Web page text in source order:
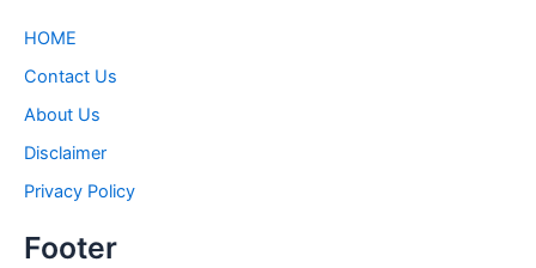
HOME
Contact Us
About Us
Disclaimer
Privacy Policy
Footer